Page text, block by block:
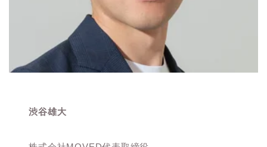
渋谷雄大